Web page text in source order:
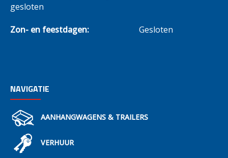
gesloten
Zon- en feestdagen: Gesloten
NAVIGATIE
AANHANGWAGENS & TRAILERS
VERHUUR